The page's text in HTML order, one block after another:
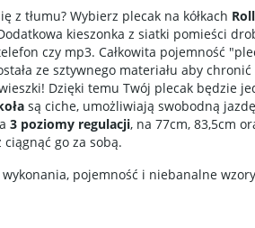
z tłumu? Wybierz plecak na kółkach
kieszonka z siatki pomieści
czy mp3. Całkowita pojemność
ze sztywnego materiału aby
Dzięki temu Twój plecak będzie
są ciche, umożliwiają swobodną
3 poziomy regulacji, na 77cm, 83,5cm
go za sobą.
pojemność i niebanalne